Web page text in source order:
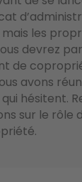
les
devrez
de
avons
hésitent.
sur le rôle